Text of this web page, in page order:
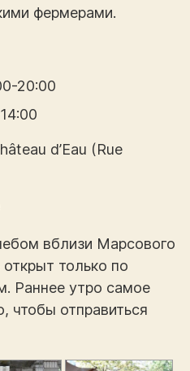
фермерами.
20:00
d’Eau (Rue
вблизи Марсового
только по
Раннее утро самое
чтобы отправиться